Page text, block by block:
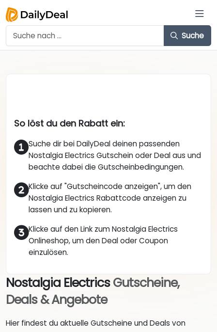
Suche
So löst du den Rabatt ein:
Suche dir bei DailyDeal deinen passenden
Nostalgia Electrics Gutschein oder Deal aus und
beachte dabei die Gutscheinbedingungen.
Klicke auf "Gutscheincode anzeigen", um den
Nostalgia Electrics Rabattcode anzeigen zu
lassen und zu kopieren.
Klicke auf den Link zum Nostalgia Electrics
Onlineshop, um den Deal oder Coupon
einzulösen.
Nostalgia ElectricsGutscheine,
Deals & Angebote
Hier findest du aktuelle Gutscheine und Deals von